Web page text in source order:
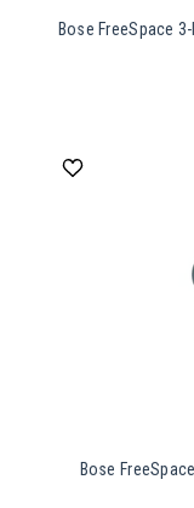
Bose FreeSpace
Bose